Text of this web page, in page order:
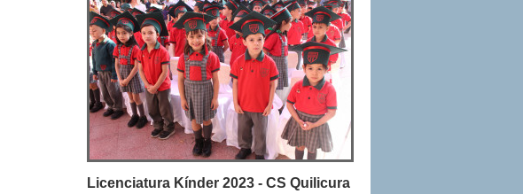
Licenciatura Kínder 2023 - CS Quilicura